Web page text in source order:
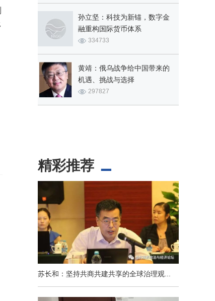
孙立坚：科技为新锚，数字金
融重构国际货币体系
334733
黄靖：俄乌战争给中国带来的
机遇、挑战与选择
297827
精彩推荐
苏长和：坚持共商共建共享的全球治理观...